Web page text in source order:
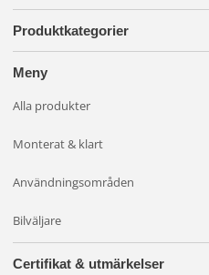
Produktkategorier
Meny
Alla produkter
Monterat & klart
Användningsområden
Bilväljare
Certifikat & utmärkelser